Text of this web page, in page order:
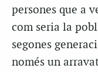
persones que a
com seria la
segones
només un